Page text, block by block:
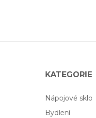
KATEGORIE
Nápojové sklo
Bydlení